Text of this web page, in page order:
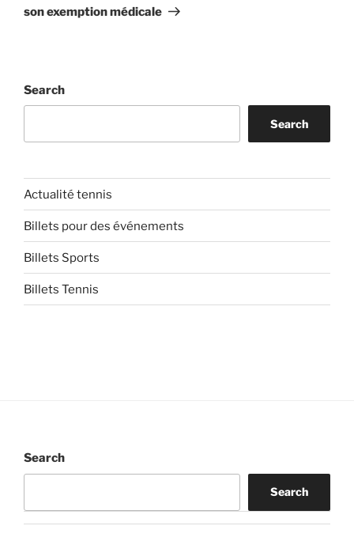
son exemption médicale
Search
Search
Actualité tennis
Billets pour des événements
Billets Sports
Billets Tennis
Search
Search